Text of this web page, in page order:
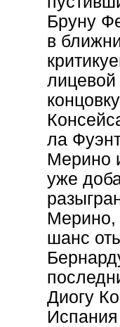
Бруну
в
лицевой
ла
Мерино
уже
Мерино,
шанс
Диогу